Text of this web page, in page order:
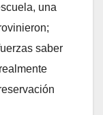
una
saber